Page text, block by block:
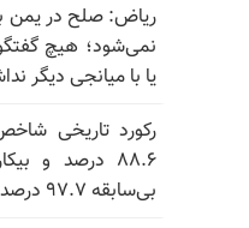
ریاض: صلح در یمن
نمی‌شود؛ هیچ
یا با میانجی دیگر
رکورد تاریخی
بی‌سابقه ۹۷.۷ درصد رسید